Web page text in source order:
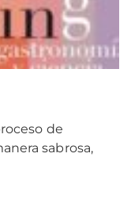
de
sabrosa,